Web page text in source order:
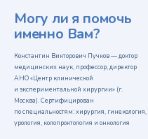
Могу ли я помочь
именно Вам?
Константин Викторович Пучков — доктор
медицинских наук, профессор, директор
АНО «Центр клинической
и экспериментальной хирургии» (г.
Москва). Сертифицирован
по специальностям: хирургия, гинекология,
урология, колопроктология и онкология